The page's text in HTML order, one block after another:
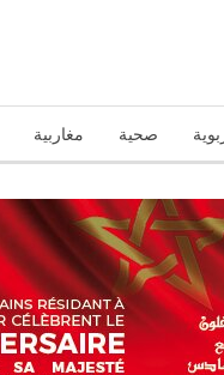
صحية مغاربية